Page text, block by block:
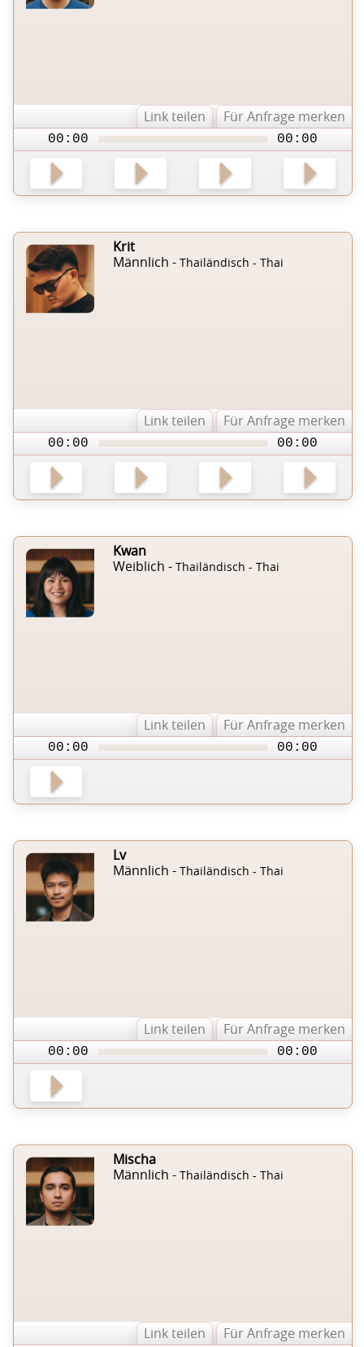
Link teilen Für Anfrage merken
00:00 00:00
Krit
Männlich - Thailändisch - Thai
Link teilen Für Anfrage merken
00:00 00:00
Kwan
Weiblich - Thailändisch - Thai
Link teilen Für Anfrage merken
00:00 00:00
Lv
Männlich - Thailändisch - Thai
Link teilen Für Anfrage merken
00:00 00:00
Mischa
Männlich - Thailändisch - Thai
Link teilen Für Anfrage merken